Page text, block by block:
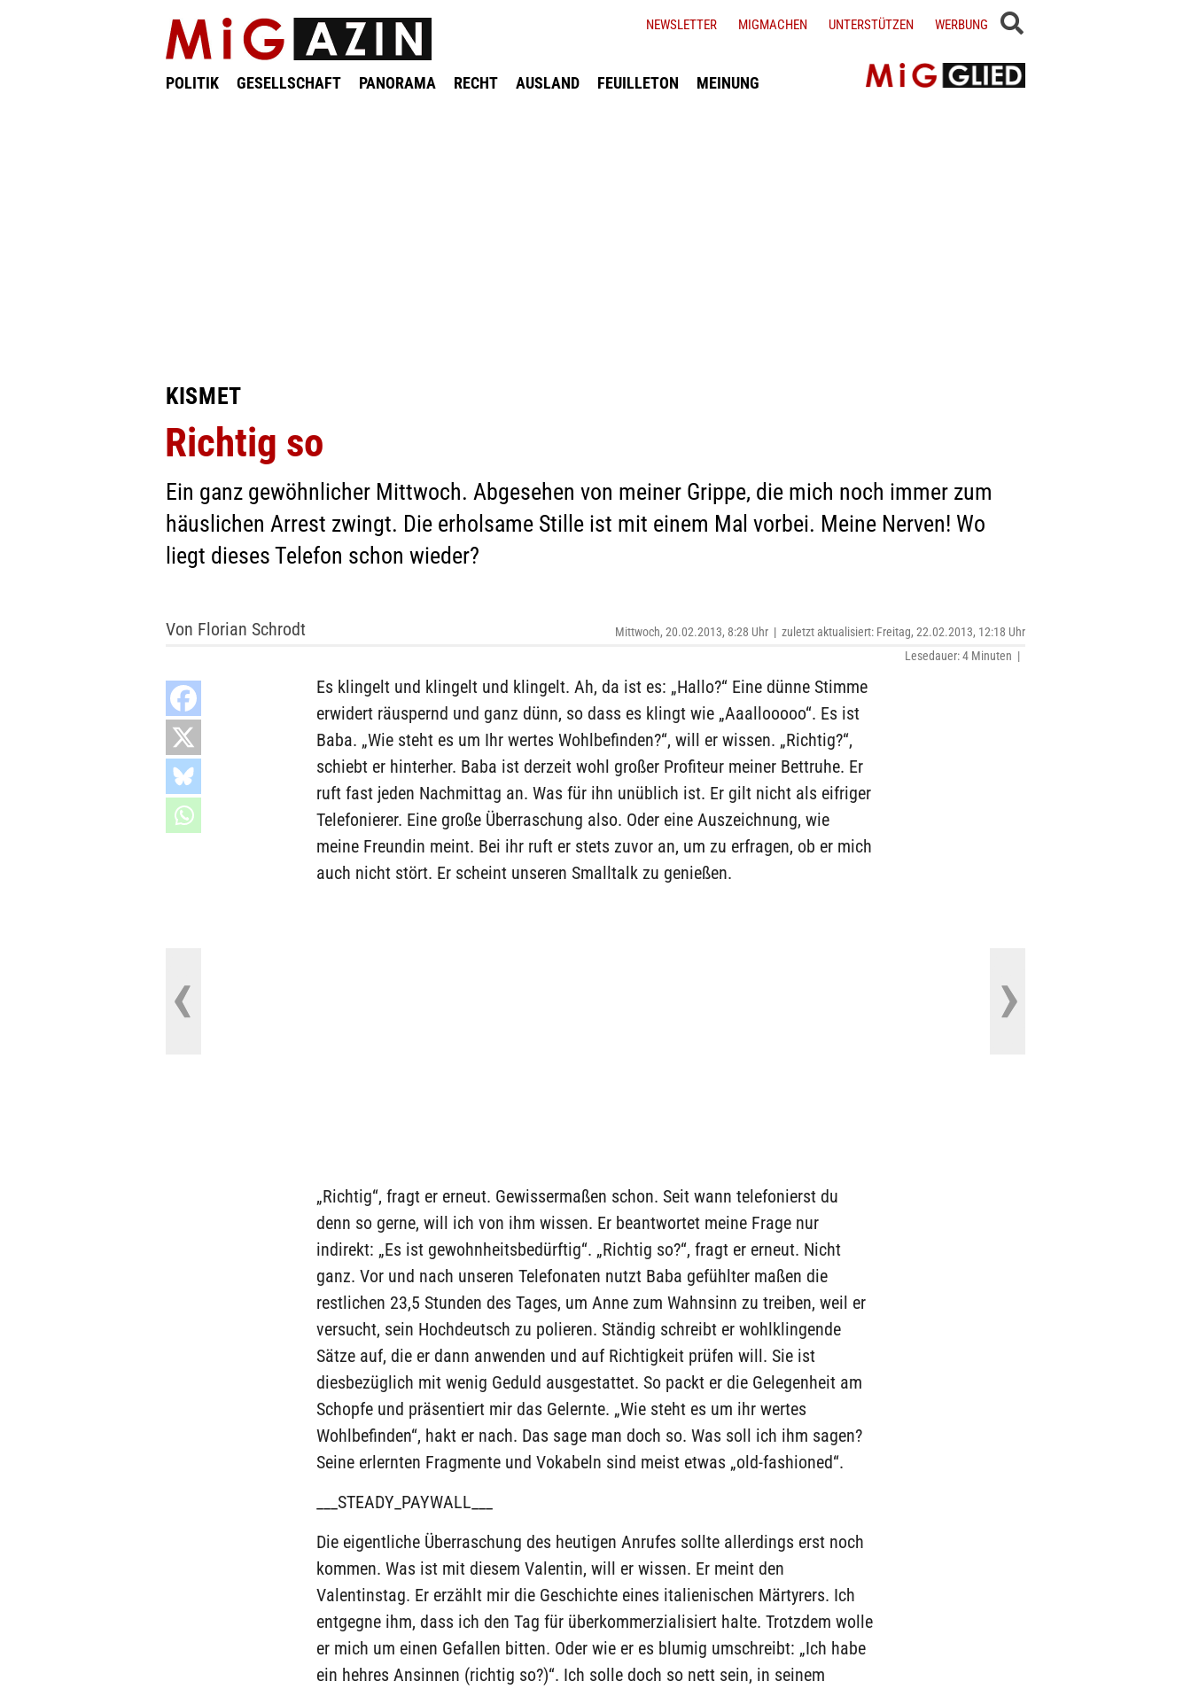
POLITIK GESELLSCHAFT PANORAMA RECHT AUSLAND FEUILLETON MEINUNG
NEWSLETTER MIGMACHEN UNTERSTÜTZEN WERBUNG
KISMET
Richtig so
Ein ganz gewöhnlicher Mittwoch. Abgesehen von meiner Grippe, die mich noch immer zum
häuslichen Arrest zwingt. Die erholsame Stille ist mit einem Mal vorbei. Meine Nerven! Wo
liegt dieses Telefon schon wieder?
Von Florian Schrodt Mittwoch, 20.02.2013, 8:28 Uhr | zuletzt aktualisiert: Freitag, 22.02.2013, 12:18 Uhr
Lesedauer: 4 Minuten |
Es klingelt und klingelt und klingelt. Ah, da ist es: „Hallo?“ Eine dünne Stimme
erwidert räuspernd und ganz dünn, so dass es klingt wie „Aaallooooo“. Es ist
Baba. „Wie steht es um Ihr wertes Wohlbefinden?“, will er wissen. „Richtig?“,
schiebt er hinterher. Baba ist derzeit wohl großer Profiteur meiner Bettruhe. Er
ruft fast jeden Nachmittag an. Was für ihn unüblich ist. Er gilt nicht als eifriger
Telefonierer. Eine große Überraschung also. Oder eine Auszeichnung, wie
meine Freundin meint. Bei ihr ruft er stets zuvor an, um zu erfragen, ob er mich
auch nicht stört. Er scheint unseren Smalltalk zu genießen.
„Richtig“, fragt er erneut. Gewissermaßen schon. Seit wann telefonierst du
denn so gerne, will ich von ihm wissen. Er beantwortet meine Frage nur
indirekt: „Es ist gewohnheitsbedürftig“. „Richtig so?“, fragt er erneut. Nicht
ganz. Vor und nach unseren Telefonaten nutzt Baba gefühlter maßen die
restlichen 23,5 Stunden des Tages, um Anne zum Wahnsinn zu treiben, weil er
versucht, sein Hochdeutsch zu polieren. Ständig schreibt er wohlklingende
Sätze auf, die er dann anwenden und auf Richtigkeit prüfen will. Sie ist
diesbezüglich mit wenig Geduld ausgestattet. So packt er die Gelegenheit am
Schopfe und präsentiert mir das Gelernte. „Wie steht es um ihr wertes
Wohlbefinden“, hakt er nach. Das sage man doch so. Was soll ich ihm sagen?
Seine erlernten Fragmente und Vokabeln sind meist etwas „old-fashioned“.
___STEADY_PAYWALL___
Die eigentliche Überraschung des heutigen Anrufes sollte allerdings erst noch
kommen. Was ist mit diesem Valentin, will er wissen. Er meint den
Valentinstag. Er erzählt mir die Geschichte eines italienischen Märtyrers. Ich
entgegne ihm, dass ich den Tag für überkommerzialisiert halte. Trotzdem wolle
er mich um einen Gefallen bitten. Oder wie er es blumig umschreibt: „Ich habe
ein hehres Ansinnen (richtig so?)“. Ich solle doch so nett sein, in seinem